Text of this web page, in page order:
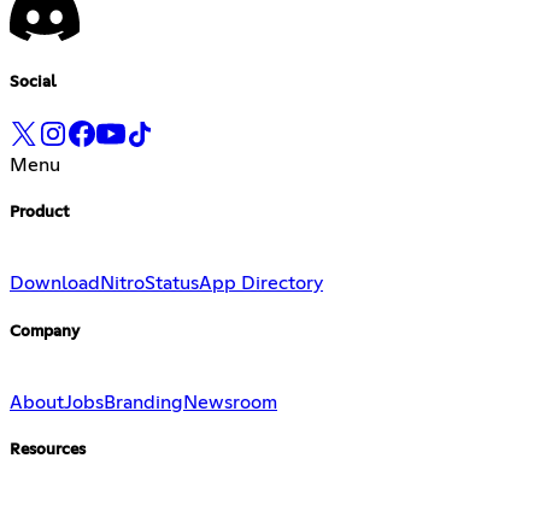
Social
Menu
Product
Download NitroStatusApp Directory
Company
AboutJobsBranding Newsroom
Resources